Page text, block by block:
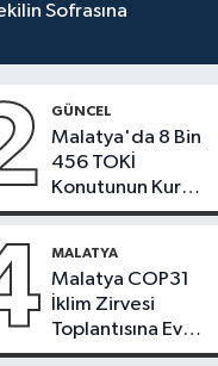
Sofrasına
GÜNCEL
Malatya'da 8 Bin
456 TOKİ
Konutunun Kurası
Bugün Çekiliyor
MALATYA
Malatya COP31
İklim Zirvesi
Toplantısına Ev
Sahipliği Yaptı